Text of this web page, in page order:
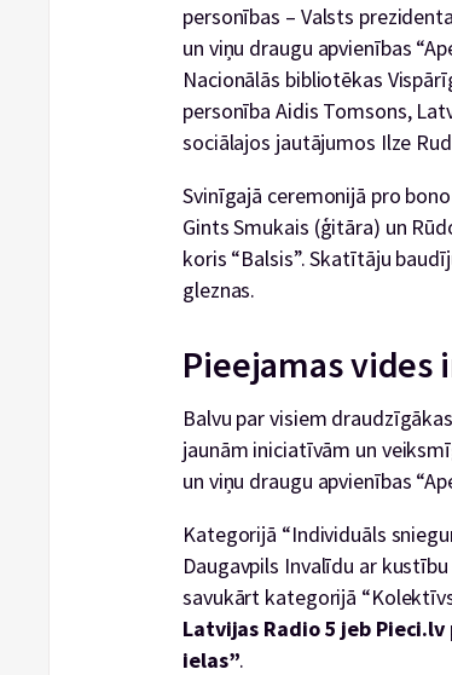
personības – Valsts
un viņu draugu apvienības
Nacionālās bibliotēkas
personība Aidis Tomsons,
sociālajos jautājumos Ilze
Svinīgajā ceremonijā pro
Gints Smukais (ģitāra) un
koris “Balsis”. Skatītāju
gleznas.
Pieejamas vides
Balvu par visiem
jaunām iniciatīvām un
un viņu draugu apvienības
Kategorijā “Individuāls
Daugavpils Invalīdu ar
savukārt kategorijā
Latvijas Radio 5 jeb Pieci.lv
ielas”.